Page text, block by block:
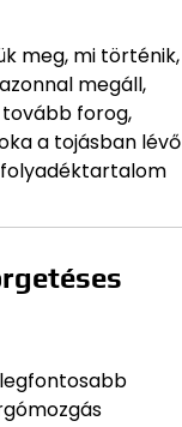
meg, mi történik,
megáll,
forog,
a tojásban lévő